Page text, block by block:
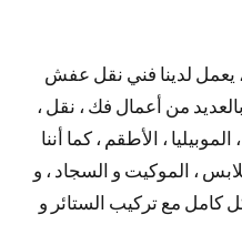
، يعمل لدينا فني نقل عفش
من أعمال فك ، نقل ،
، الأطقم ، كما أننا
، الموكيت و السجاد ، و
كامل مع تركيب الستائر و